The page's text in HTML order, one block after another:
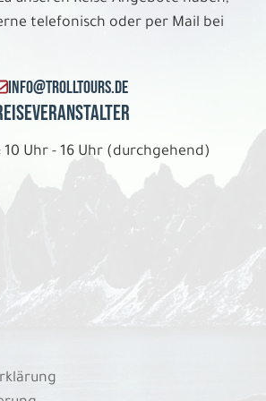
Fr. 21.08.2026
P.P. AB
VERBINDLICH ANFRAGEN
Fr. 21.08.2026
Küstenstrasse
telefonisch oder per Mail bei
INFO@TROLLTOURS.DE
10 Uhr - 16 Uhr (durchgehend)